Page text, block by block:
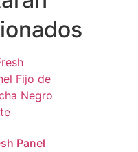
Panel